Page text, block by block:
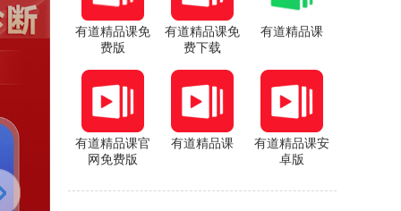
有道精品课
有道精品课免
费下载
有道精品课免
费版
有道精品课安
卓版
有道精品课
有道精品课官
网免费版